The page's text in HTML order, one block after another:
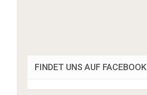
FINDET UNS AUF FACEBOOK